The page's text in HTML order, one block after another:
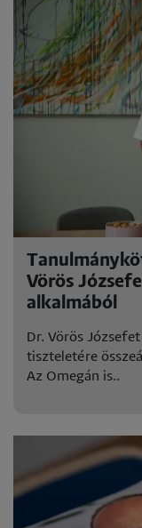
Vörös
alkalmából
Dr. Vörös
tiszteletére
Az Omegán is..